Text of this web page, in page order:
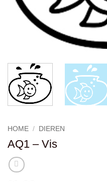
HOME / DIEREN
AQ1 – Vis